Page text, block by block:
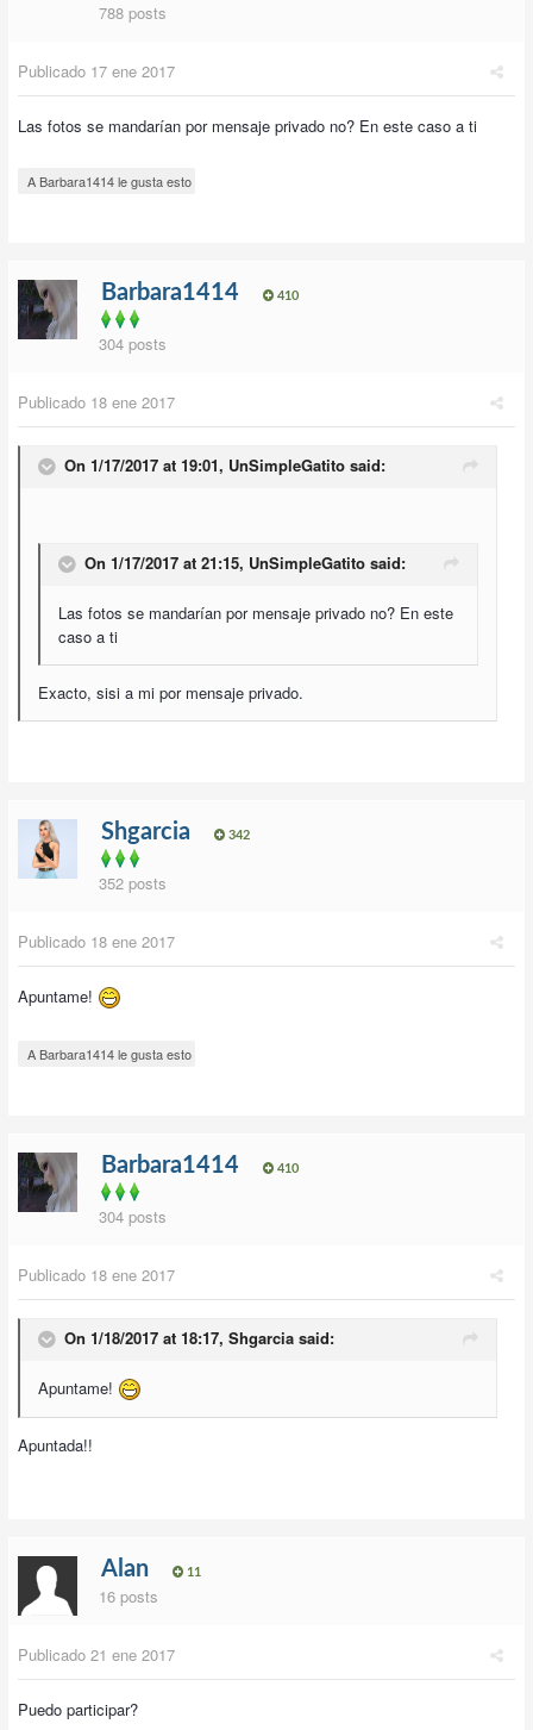
788 posts
Publicado 17 ene 2017
Las fotos se mandarían por mensaje privado no? En este caso a ti
A Barbara1414 le gusta esto
Barbara1414 410
304 posts
Publicado 18 ene 2017
On 1/17/2017 at 19:01, UnSimpleGatito said:
On 1/17/2017 at 21:15, UnSimpleGatito said:
Las fotos se mandarían por mensaje privado no? En este
caso a ti
Exacto, sisi a mi por mensaje privado.
Shgarcia 342
352 posts
Publicado 18 ene 2017
Apuntame!
A Barbara1414 le gusta esto
Barbara1414 410
304 posts
Publicado 18 ene 2017
On 1/18/2017 at 18:17, Shgarcia said:
Apuntame!
Apuntada!!
Alan 11
16 posts
Publicado 21 ene 2017
Puedo participar?